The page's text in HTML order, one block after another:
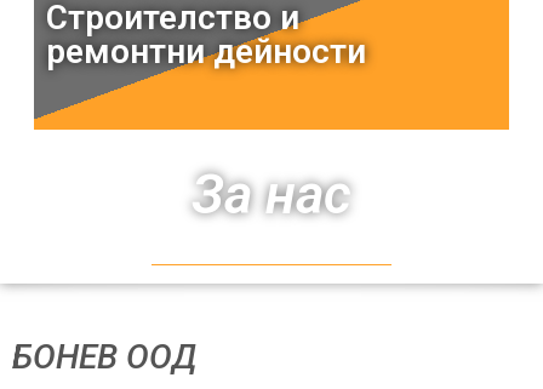
Строителство и
ремонтни дейности
За нас
БОНЕВ ООД